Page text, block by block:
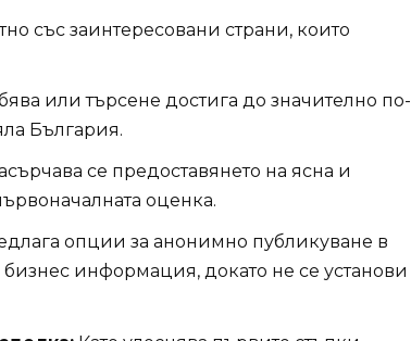
със заинтересовани страни, които
или търсене достига до значително по-
България.
се предоставянето на ясна и
оценка.
опции за анонимно публикуване в
информация, докато не се установи